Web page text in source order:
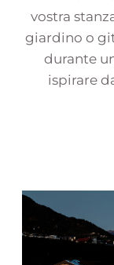
vostra
giardino o
durante
ispirare